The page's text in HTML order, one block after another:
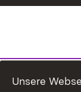
Unsere